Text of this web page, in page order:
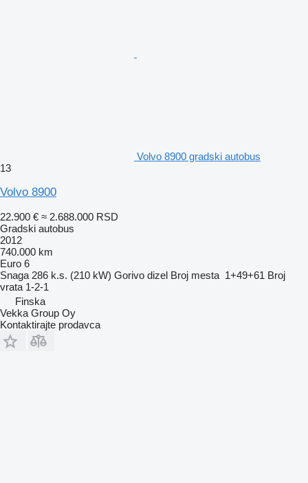
Volvo 8900 gradski autobus
13
Volvo 8900
22.900 € ≈ 2.688.000 RSD
Gradski autobus
2012
740.000 km
Euro 6
Snaga 286 k.s. (210 kW) Gorivo dizel Broj mesta 1+49+61 Broj
vrata 1-2-1
Finska
Vekka Group Oy
Kontaktirajte prodavca